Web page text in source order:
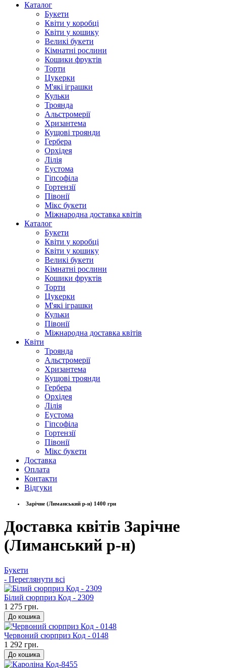
Каталог
Букети
Квіти у коробці
Квіти у кошику
Великі букети
Кімнатні рослини
Кошики фруктів
Торти
Цукерки
М'які іграшки
Кульки
Троянда
Альстромерії
Хризантема
Кущові троянди
Гербера
Орхідея
Лілія
Еустома
Гіпсофіла
Гортензії
Півонії
Мікс букети
Міжнародна доставка квітів
Каталог
Букети
Квіти у коробці
Квіти у кошику
Великі букети
Кімнатні рослини
Кошики фруктів
Торти
Цукерки
М'які іграшки
Кульки
Півонії
Міжнародна доставка квітів
Квіти
Троянда
Альстромерії
Хризантема
Кущові троянди
Гербера
Орхідея
Лілія
Еустома
Гіпсофіла
Гортензії
Півонії
Мікс букети
Доставка
Оплата
Контакти
Відгуки
Зарічне (Лиманський р-н) 1400 грн
Доставка квітів Зарічне
(Лиманський р-н)
Букети
- Переглянути всі
Білий сюрприз Код - 2309
1 275 грн.
До кошика
Червоний сюрприз Код - 0148
1 292 грн.
До кошика